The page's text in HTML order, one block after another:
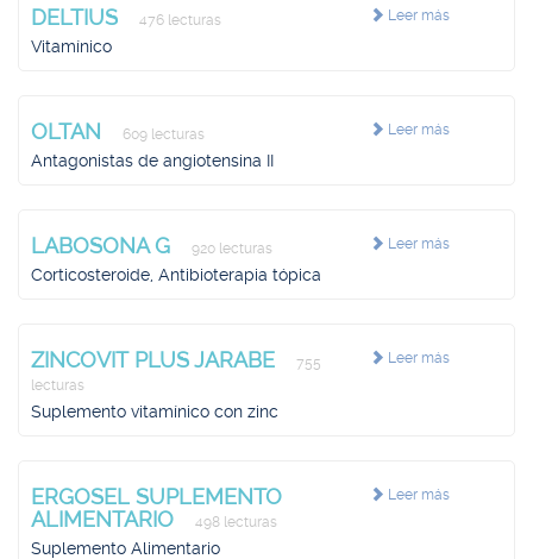
Leer más
DELTIUS 476 lecturas
Vitamínico
Leer más
OLTAN 609 lecturas
Antagonistas de angiotensina II
Leer más
LABOSONA G 920 lecturas
Corticosteroide, Antibioterapia tópica
Leer más
ZINCOVIT PLUS JARABE
755
lecturas
Suplemento vitamínico con zinc
Leer más
ERGOSEL SUPLEMENTO
ALIMENTARIO
498 lecturas
Suplemento Alimentario